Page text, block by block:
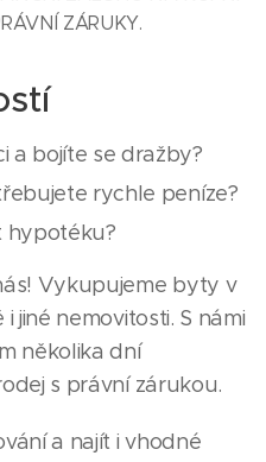
ZÁRUKY.
a bojíte se dražby?
rychle peníze?
hypotéku?
Vykupujeme byty v
jiné nemovitosti. S námi
několika dní
s právní zárukou.
a najít i vhodné